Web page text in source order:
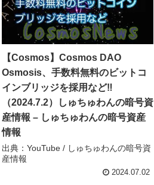
【Cosmos】Cosmos DAO
Osmosis、手数料無料のビットコ
インブリッジを採用など‼️
（2024.7.2）しゅちゅわんの暗号資
産情報 – しゅちゅわんの暗号資産
情報
出典：YouTube / しゅちゅわんの暗号資
産情報
2024.07.02